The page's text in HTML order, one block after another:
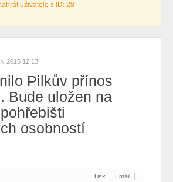
uživatele s ID: 28
2015 12:13
Pilkův přínos
Bude uložen na
osobností
Tisk Email